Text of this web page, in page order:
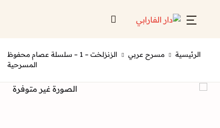
الرئيسية مسرح عربي
الزنزلخت – 1 – سلسلة عصام محفوظ
المسرحية